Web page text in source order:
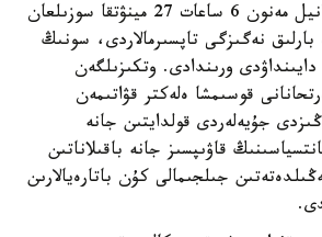
دجەسسيكا مەير مەن انيل مەنون 6 ساعات 27 مينۋتقا سوزىلعان
نەگىزگى تاپسىرمالاردى، سونىڭ
ورىندادى. وتكىزىلگەن
قوسىمشا ەلەكتر قۋاتىمەن
جۇيەلەردى قولدايتىن جانە
قاۋىپسىز جانە باقىلاناتىن
جىلجىمالى كۇن باتارەيالارىن